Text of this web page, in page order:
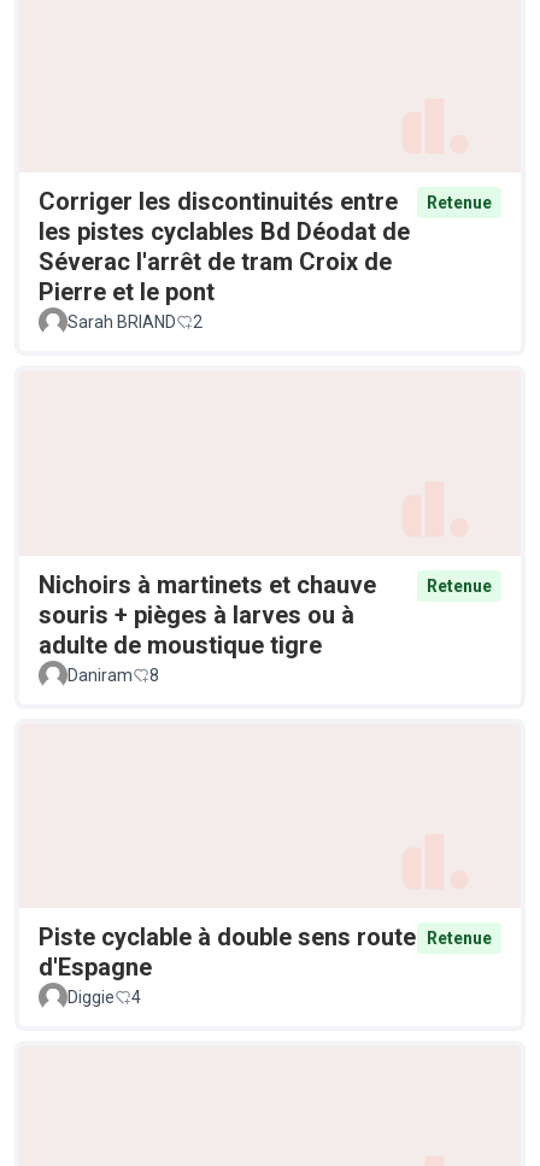
Corriger les discontinuités entre
les pistes cyclables Bd Déodat de
Séverac l'arrêt de tram Croix de
Pierre et le pont
Retenue
Sarah BRIAND 2
Nichoirs à martinets et chauve
souris + pièges à larves ou à
adulte de moustique tigre
Retenue
Daniram 8
Piste cyclable à double sens route
d'Espagne
Retenue
Diggie 4